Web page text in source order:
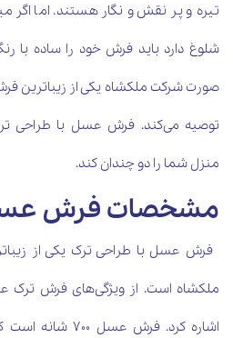
تیره و پر نقش و نگار هستند. اما اگر
شلوغ دارد باید فرش خود را ساده با
صورت شرکت ملکشاه یکی از زیباترین
توصیه می‌کند. فرش عسل با طراحی ترک
منزل شما را دو چندان کند.
مشخصات فرش
فرش عسل با طراحی ترک یکی از
ملکشاه است. از ویژگی‌های فرش ترک